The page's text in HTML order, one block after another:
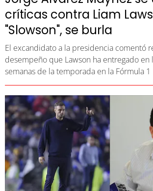
críticas contra Liam
"Slowson", se burla
El excandidato a la presidencia comentó
desempeño que Lawson ha entregado en
semanas de la temporada en la Fórmula 1